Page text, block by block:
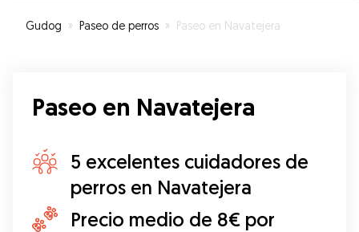
Gudog » Paseo de perros » Paseo en Navatejera
Paseo en Navatejera
5 excelentes cuidadores de
perros en Navatejera
Precio medio de 8€ por